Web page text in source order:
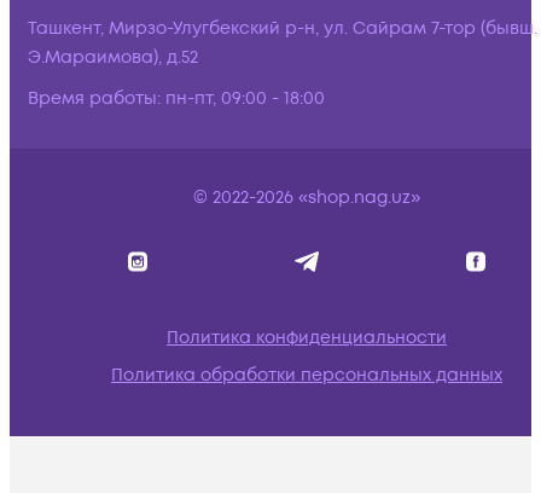
Ташкент, Мирзо-Улугбекский р-н, ул. Сайрам 7-тор (бывш.
Э.Мараимова), д.52
Время работы: пн-пт, 09:00 - 18:00
© 2022-2026 «shop.nag.uz»
Политика конфиденциальности
Политика обработки персональных данных